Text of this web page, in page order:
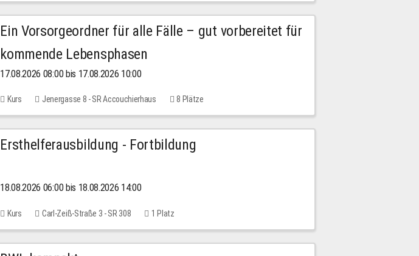
Ein Vorsorgeordner für alle Fälle – gut vorbereitet für
kommende Lebensphasen
17.08.2026 08:00 bis 17.08.2026 10:00
Kurs Jenergasse 8 - SR Accouchierhaus 8 Plätze
Ersthelferausbildung - Fortbildung
18.08.2026 06:00 bis 18.08.2026 14:00
Kurs Carl-Zeiß-Straße 3 - SR 308 1 Platz